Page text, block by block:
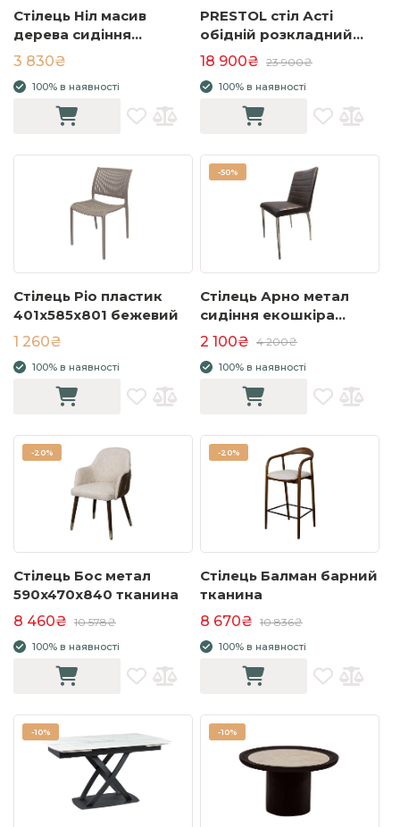
Стілець Ніл масив
дерева сидіння
тканина 480x450x925
чорний
3 830₴
100% в наявності
PRESTOL стіл Асті
обідній розкладний
1100/1400х1100х750
білий глянець білі ноги
18 900₴ 23 900₴
100% в наявності
Стілець Ріо пластик
401x585x801 бежевий
1 260₴
100% в наявності
-50%
Стілець Арно метал
сидіння екошкіра
460x580x885
коричневий
2 100₴ 4 200₴
100% в наявності
-20%
Стілець Бос метал
590x470x840 тканина
8 460₴ 10 578₴
100% в наявності
-20%
Стілець Балман барний
тканина
8 670₴ 10 836₴
100% в наявності
-10% -10%